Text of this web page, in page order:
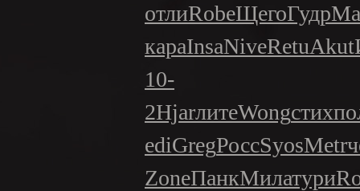
отлиRobeЩегоГудр
караInsaNiveRetuAkut
10-
2HjarлитеWongстих
ediGregРоссSyosMetr
ZoneПанкМилатури